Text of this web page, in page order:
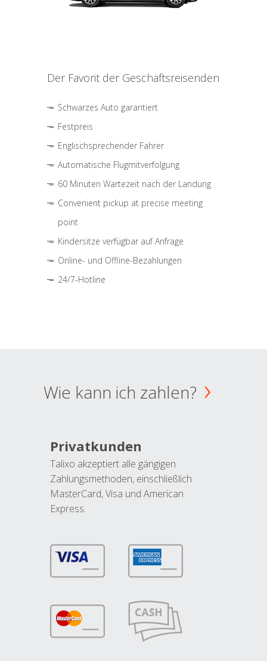
Der Favorit der Geschäftsreisenden
Schwarzes Auto garantiert
Festpreis
Englischsprechender Fahrer
Automatische Flugmitverfolgung
60 Minuten Wartezeit nach der Landung
Convenient pickup at precise meeting
point
Kindersitze verfügbar auf Anfrage
Online- und Offline-Bezahlungen
24/7-Hotline
Wie kann ich zahlen?
Privatkunden
Talixo akzeptiert alle gängigen
Zahlungsmethoden, einschließlich
MasterCard, Visa und American
Express.